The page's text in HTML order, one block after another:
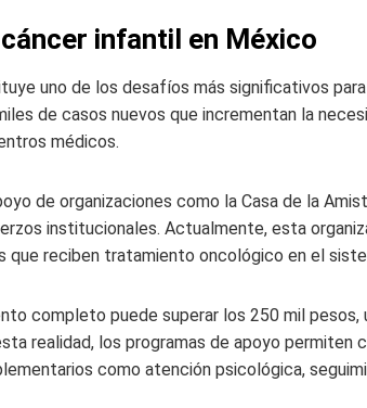
infantil en México
uno de los desafíos más significativos
de casos nuevos que incrementan la
médicos.
de organizaciones como la Casa de la
institucionales. Actualmente, esta
que reciben tratamiento oncológico en el
completo puede superar los 250 mil pesos,
realidad, los programas de apoyo permiten
como atención psicológica,